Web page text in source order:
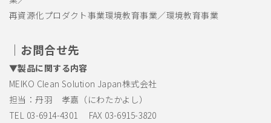
再資源化プロダクト事業環境教育事業／環境教育事業
｜お問合せ先
▼製品に関する内容
MEIKO Clean Solution Japan株式会社
担当：丹羽 孝嘉（にわたかよし）
TEL 03-6914-4301 FAX 03-6915-3820